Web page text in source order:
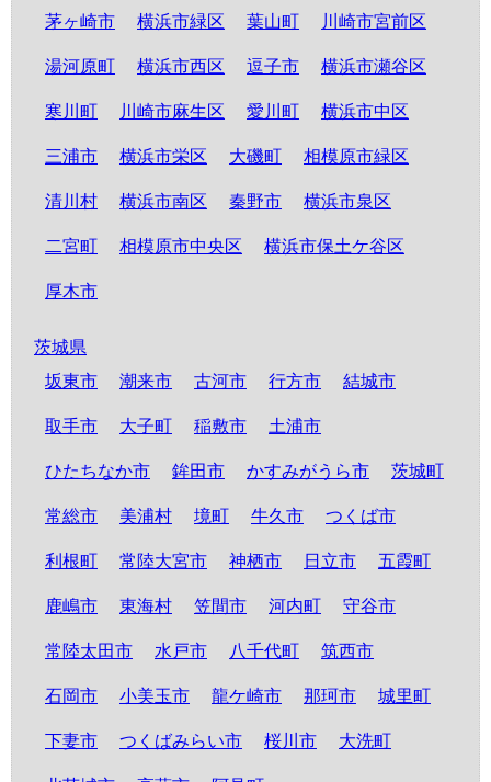
茅ヶ崎市 横浜市緑区 葉山町 川崎市宮前区
湯河原町 横浜市西区 逗子市 横浜市瀬谷区
寒川町 川崎市麻生区 愛川町 横浜市中区
三浦市 横浜市栄区 大磯町 相模原市緑区
清川村 横浜市南区 秦野市 横浜市泉区
二宮町 相模原市中央区 横浜市保土ケ谷区
厚木市
茨城県
坂東市
潮来市 古河市 行方市 結城市
取手市 大子町 稲敷市 土浦市
ひたちなか市 鉾田市 かすみがうら市 茨城町
常総市 美浦村 境町 牛久市 つくば市
利根町 常陸大宮市 神栖市 日立市 五霞町
鹿嶋市 東海村 笠間市 河内町 守谷市
常陸太田市 水戸市 八千代町 筑西市
石岡市 小美玉市 龍ケ崎市 那珂市 城里町
下妻市 つくばみらい市 桜川市 大洗町